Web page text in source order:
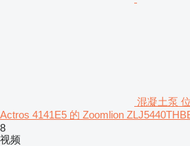
混凝土泵
Actros 4141E5 的 Zoomlion
8
视频